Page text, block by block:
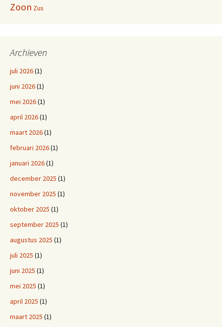
Zoon Zus
Archieven
juli 2026(1)
juni 2026(1)
mei 2026(1)
april 2026(1)
maart 2026(1)
februari 2026(1)
januari 2026(1)
december 2025 (1)
november 2025 (1)
oktober 2025 (1)
september 2025 (1)
augustus 2025 (1)
juli 2025 (1)
juni 2025 (1)
mei 2025 (1)
april 2025 (1)
maart 2025 (1)